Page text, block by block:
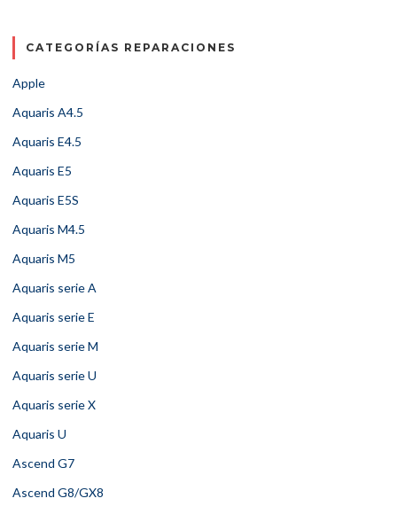
CATEGORÍAS REPARACIONES
Apple
Aquaris A4.5
Aquaris E4.5
Aquaris E5
Aquaris E5S
Aquaris M4.5
Aquaris M5
Aquaris serie A
Aquaris serie E
Aquaris serie M
Aquaris serie U
Aquaris serie X
Aquaris U
Ascend G7
Ascend G8/GX8